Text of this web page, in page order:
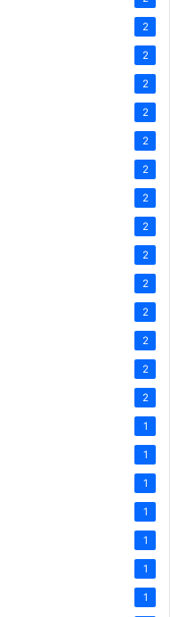
2
2
2
2
2
2
2
2
2
2
2
2
2
2
1
1
1
1
1
1
1